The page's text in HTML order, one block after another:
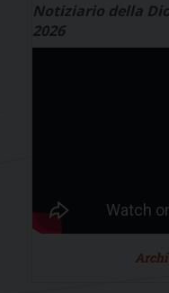
Notiziario della
2026